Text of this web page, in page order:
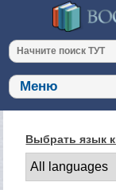
Выбрать язык